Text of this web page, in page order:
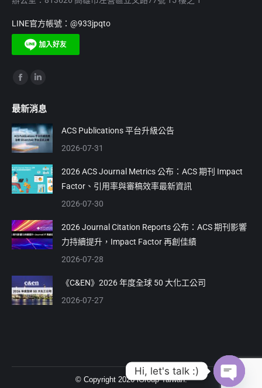
LINE官方帳號：@933jpqto
Find us on:
opens
in
new
opens
in
new
最新消息
ACS Publications 平台升級公告
2026-07-31
2026 ACS Journal Metrics 公布：ACS 期刊 Impact
Factor、引用率與審稿效率最新資訊
2026-07-30
2026 Journal Citation Reports 公布：ACS 期刊影響
力持續提升，Impact Factor 再創佳績
2026-07-28
《C&EN》2026 年度全球 50 大化工公司
2026-07-27
© Copyright 2026 iGroup Taiwan.
Hi, let's talk :)